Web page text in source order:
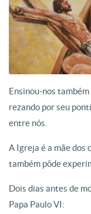
Ensinou-nos também
rezando por seu
entre nós.
A Igreja é a mãe dos
também pôde
Dois dias antes de
Papa Paulo VI: